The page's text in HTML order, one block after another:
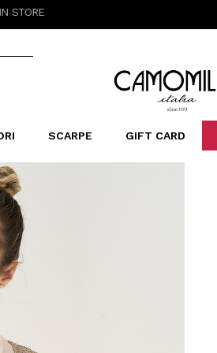
Camomilla Italia®
SCARPE GIFT CARD